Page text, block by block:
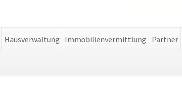
Hausverwaltung Immobilienvermittlung Partner